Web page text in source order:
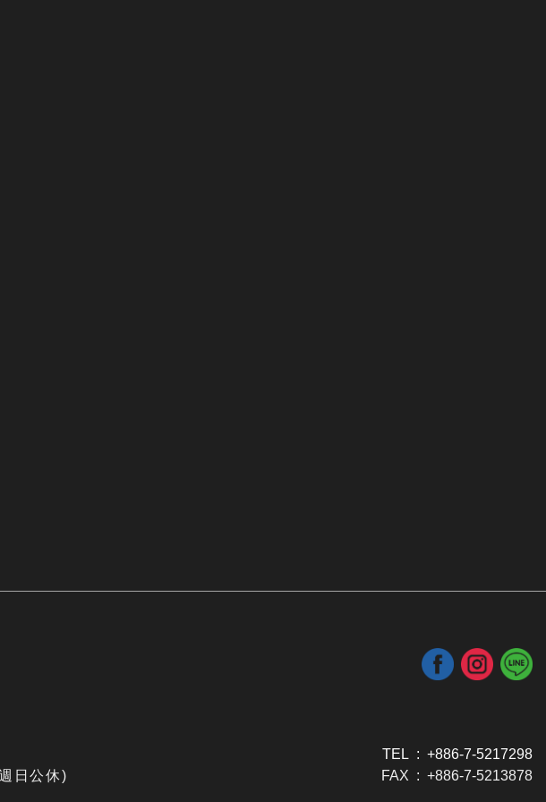
日公休)
TEL : +886-7-5217298
FAX : +886-7-5213878